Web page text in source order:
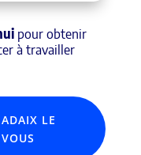
pour obtenir
à travailler
LE